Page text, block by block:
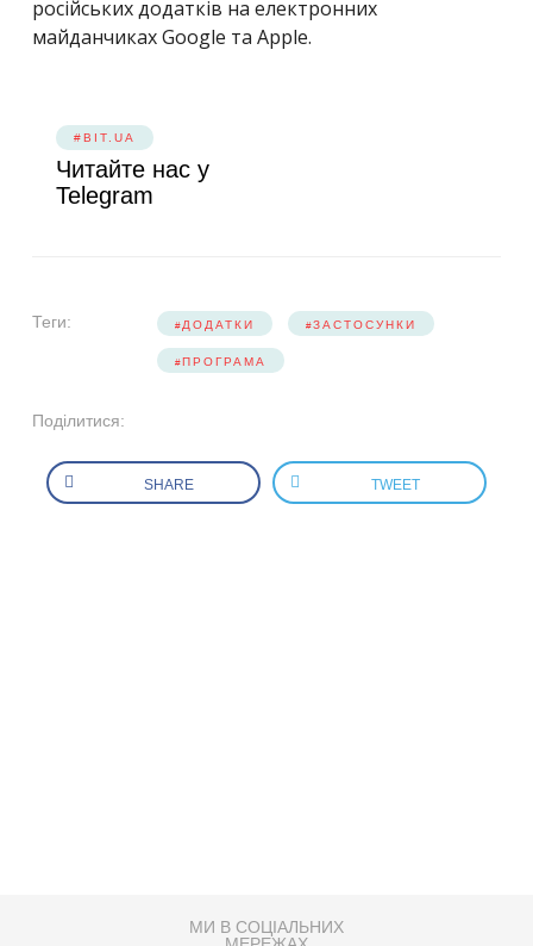
російських додатків на електронних
майданчиках Google та Apple.
#BIT.UA
Читайте нас у
Telegram
Теги: ДОДАТКИ ЗАСТОСУНКИ
ПРОГРАМА
Поділитися:
SHARE TWEET
МИ В СОЦІАЛЬНИХ